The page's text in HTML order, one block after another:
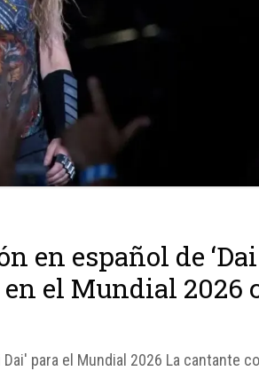
en español de ‘Dai
el Mundial 2026
para el Mundial 2026 La cantante